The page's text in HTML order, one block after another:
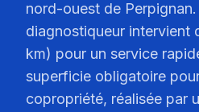
nord-ouest de
diagnostiqueur intervient
km) pour un service
superficie obligatoire
copropriété, réalisée par